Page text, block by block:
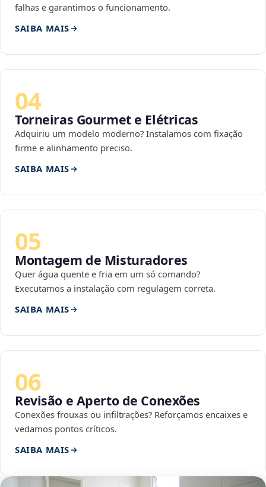
falhas e garantimos o funcionamento.
SAIBA MAIS
04
Torneiras Gourmet e Elétricas
Adquiriu um modelo moderno? Instalamos com fixação
firme e alinhamento preciso.
SAIBA MAIS
05
Montagem de Misturadores
Quer água quente e fria em um só comando?
Executamos a instalação com regulagem correta.
SAIBA MAIS
06
Revisão e Aperto de Conexões
Conexões frouxas ou infiltrações? Reforçamos encaixes e
vedamos pontos críticos.
SAIBA MAIS